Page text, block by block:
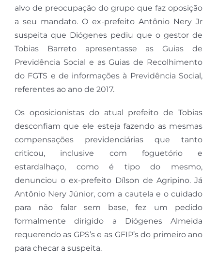
alvo de preocupação do grupo que faz oposição
a seu mandato. O ex-prefeito Antônio Nery Jr
suspeita que Diógenes pediu que o gestor de
Tobias Barreto apresentasse as Guias de
Previdência Social e as Guias de Recolhimento
do FGTS e de informações à Previdência Social,
referentes ao ano de 2017.
Os oposicionistas do atual prefeito de Tobias
desconfiam que ele esteja fazendo as mesmas
compensações previdenciárias que tanto
criticou, inclusive com foguetório e
estardalhaço, como é tipo do mesmo,
denunciou o ex-prefeito Dílson de Agripino. Já
Antônio Nery Júnior, com a cautela e o cuidado
para não falar sem base, fez um pedido
formalmente dirigido a Diógenes Almeida
requerendo as GPS’s e as GFIP’s do primeiro ano
para checar a suspeita.